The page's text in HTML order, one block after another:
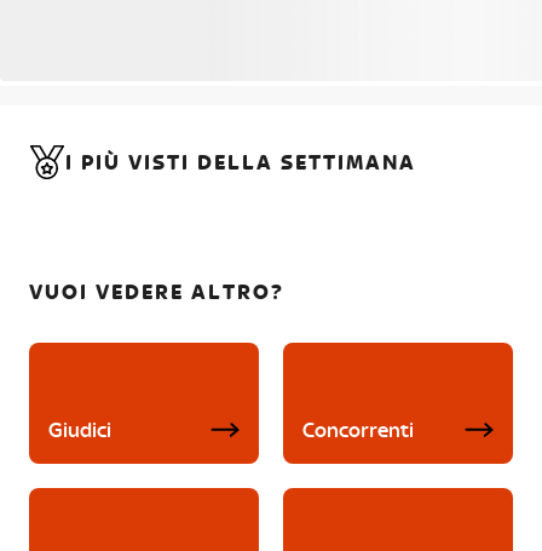
I PIÙ VISTI DELLA SETTIMANA
VUOI VEDERE ALTRO?
Giudici Concorrenti